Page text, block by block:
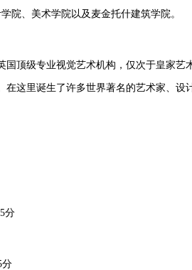
院、美术学院以及麦金托什建筑学院。
国顶级专业视觉艺术机构，仅次于皇家艺
在这里诞生了许多世界著名的艺术家、设
分
分